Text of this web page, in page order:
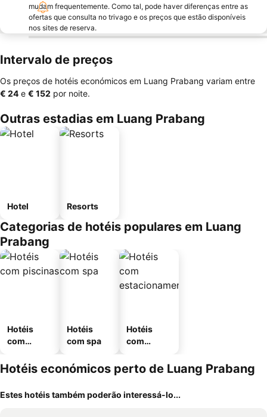
mudam frequentemente. Como tal, pode haver diferenças entre as
ofertas que consulta no trivago e os preços que estão disponíveis
nos sites de reserva.
Intervalo de preços
Os preços de hotéis económicos em Luang Prabang variam entre
‎€ 24 e ‎€ 152 por noite.
Outras estadias em Luang Prabang
Hotel Resorts
Categorias de hotéis populares em Luang
Prabang
Hotéis
com
Hotéis
com spa
Hotéis
com
mento
Hotéis económicos perto de Luang Prabang
Estes hotéis também poderão interessá-lo...